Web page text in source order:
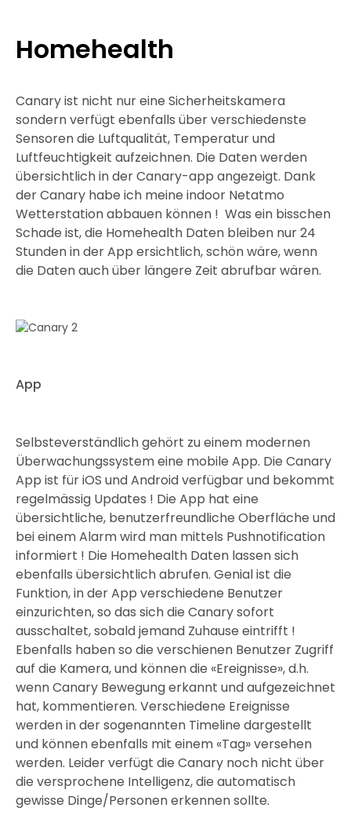
Homehealth
Canary ist nicht nur eine Sicherheitskamera
sondern verfügt ebenfalls über verschiedenste
Sensoren die Luftqualität, Temperatur und
Luftfeuchtigkeit aufzeichnen. Die Daten werden
übersichtlich in der Canary-app angezeigt. Dank
der Canary habe ich meine indoor Netatmo
Wetterstation abbauen können ! Was ein bisschen
Schade ist, die Homehealth Daten bleiben nur 24
Stunden in der App ersichtlich, schön wäre, wenn
die Daten auch über längere Zeit abrufbar wären.
App
Selbsteverständlich gehört zu einem modernen
Überwachungssystem eine mobile App. Die Canary
App ist für iOS und Android verfügbar und bekommt
regelmässig Updates ! Die App hat eine
übersichtliche, benutzerfreundliche Oberfläche und
bei einem Alarm wird man mittels Pushnotification
informiert ! Die Homehealth Daten lassen sich
ebenfalls übersichtlich abrufen. Genial ist die
Funktion, in der App verschiedene Benutzer
einzurichten, so das sich die Canary sofort
ausschaltet, sobald jemand Zuhause eintrifft !
Ebenfalls haben so die verschienen Benutzer Zugriff
auf die Kamera, und können die «Ereignisse», d.h.
wenn Canary Bewegung erkannt und aufgezeichnet
hat, kommentieren. Verschiedene Ereignisse
werden in der sogenannten Timeline dargestellt
und können ebenfalls mit einem «Tag» versehen
werden. Leider verfügt die Canary noch nicht über
die versprochene Intelligenz, die automatisch
gewisse Dinge/Personen erkennen sollte.